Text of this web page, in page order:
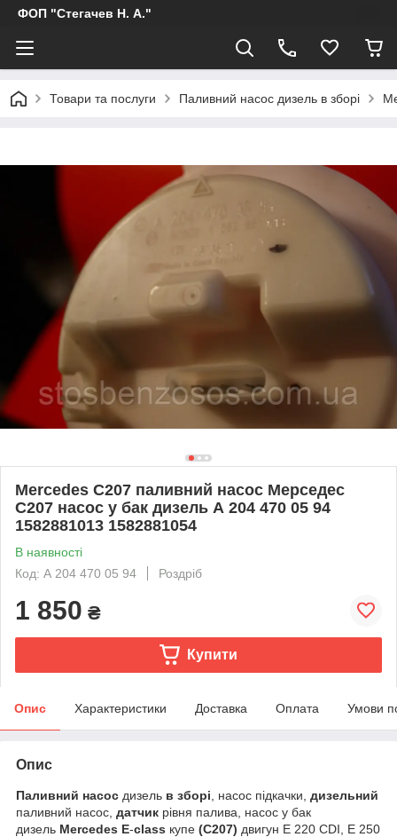
ФОП "Стегачев Н. А."
Товари та послуги Паливний насос дизель в зборі
Mercedes C207 паливний насос Мерседес
C207 насос у бак дизель А 204 470 05 94
1582881013 1582881054
В наявності
Код: А 204 470 05 94
Роздріб
1 850 ₴
Купити
Опис Характеристики Доставка Оплата Умови
Опис
Паливний насос дизель в зборі , насос підкачки, дизельний
паливний насос, датчик рівня палива, насос у бак
дизель Mercedes E-class купе (C207) двигун E 220 CDI, E 250